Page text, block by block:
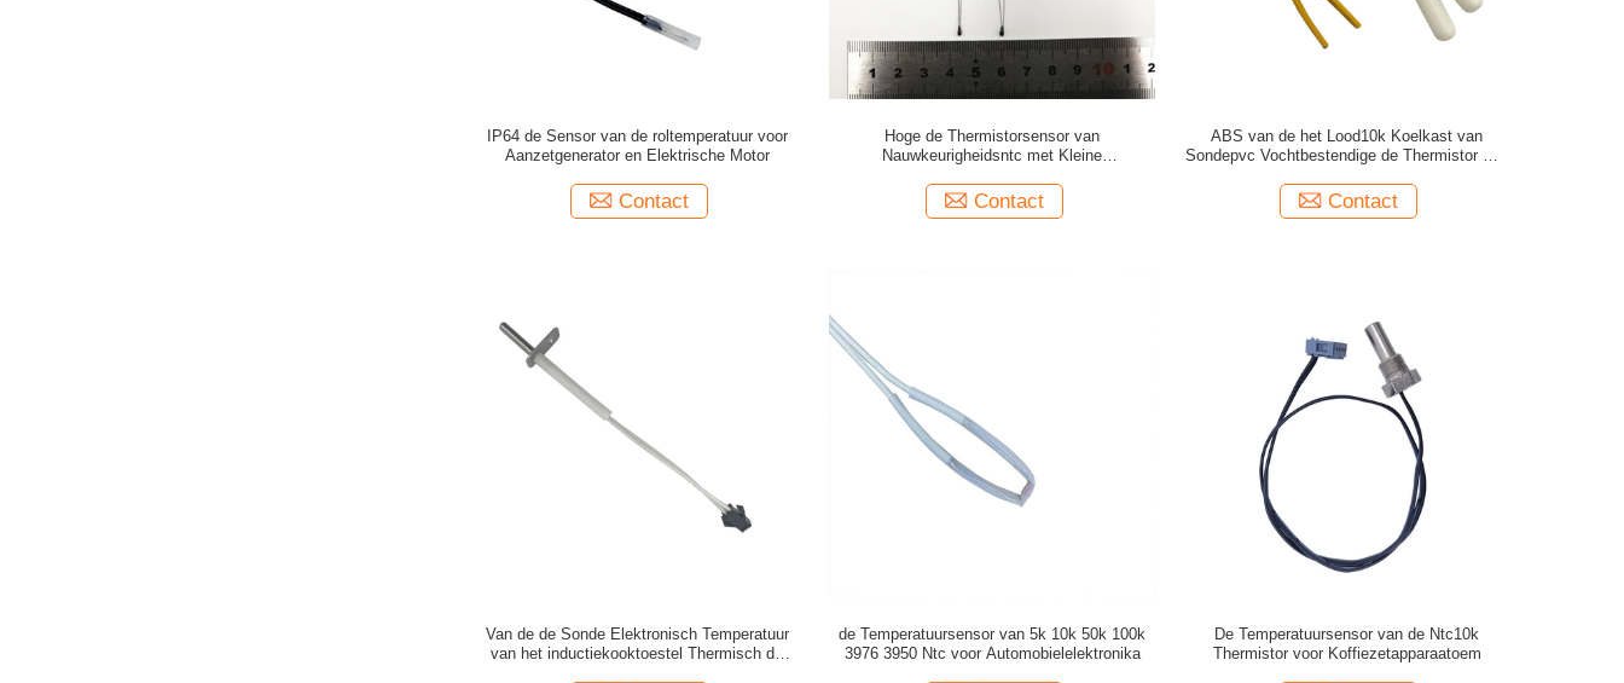
IP64 de Sensor van de roltemperatuur voor
Aanzetgenerator en Elektrische Motor
Contact
Hoge de Thermistorsensor van
Nauwkeurigheidsntc met Kleine
Contact
ABS van de het Lood10k Koelkast van
Sondepvc Vochtbestendige de Thermistor van
Contact
Van de de Sonde Elektronisch Temperatuur
van het inductiekooktoestel Thermisch de
de Temperatuursensor van 5k 10k 50k 100k
3976 3950 Ntc voor Automobielelektronika
De Temperatuursensor van de Ntc10k
Thermistor voor Koffiezetapparaatoem